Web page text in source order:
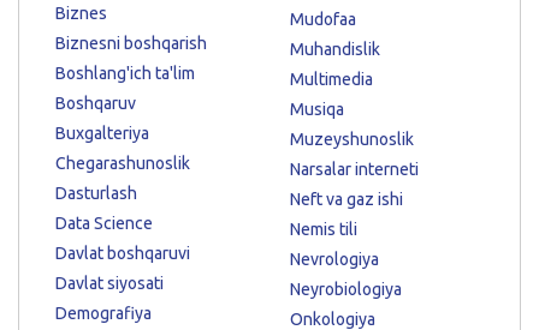
Biznes
Biznesni boshqarish
Boshlang'ich ta'lim
Boshqaruv
Buxgalteriya
Chegarashunoslik
Dasturlash
Data Science
Davlat boshqaruvi
Davlat siyosati
Demografiya
Mudofaa
Muhandislik
Multimedia
Musiqa
Muzeyshunoslik
Narsalar interneti
Neft va gaz ishi
Nemis tili
Nevrologiya
Neyrobiologiya
Onkologiya